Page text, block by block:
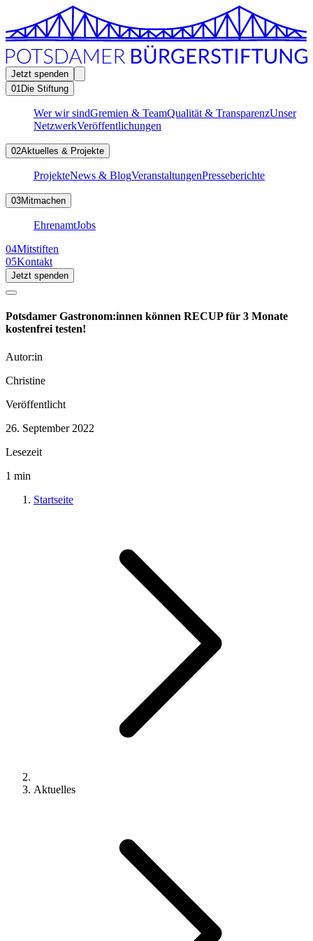
Jetzt spenden
01Die Stiftung
Wer wir sindGremien & TeamQualität & TransparenzUnser
NetzwerkVeröffentlichungen
02Aktuelles & Projekte
ProjekteNews & BlogVeranstaltungenPresseberichte
03Mitmachen
EhrenamtJobs
04Mitstiften
05Kontakt
Jetzt spenden
Potsdamer Gastronom:innen können RECUP für 3 Monate
kostenfrei testen!
Autor:in
Christine
Veröffentlicht
26. September 2022
Lesezeit
1 min
Startseite
Aktuelles